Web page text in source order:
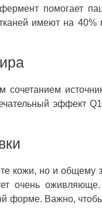
помогает
имеют на
сочетанием
эффект
кожи, но и
очень
форме. Важно,